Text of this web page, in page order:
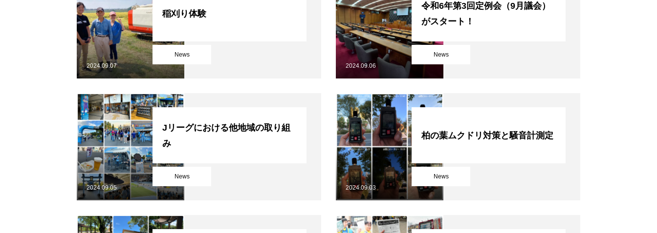
News
稲刈り体験
2024.09.07
News
令和6年第3回定例会（9月議会）
がスタート！
2024.09.06
News
Jリーグにおける他地域の取り組
み
2024.09.05
News
柏の葉ムクドリ対策と騒音計測定
2024.09.03